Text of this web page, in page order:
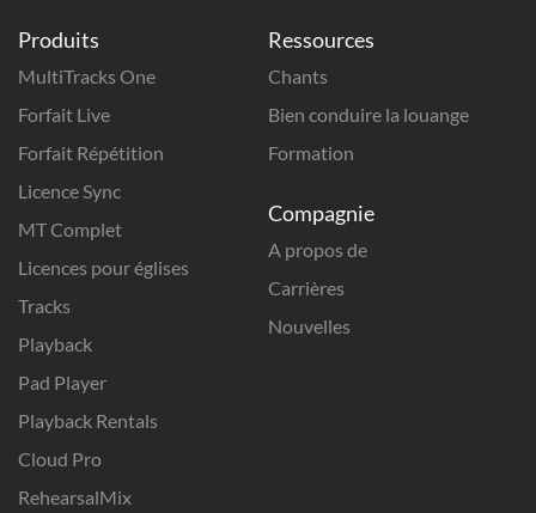
Produits
MultiTracks One
Forfait Live
Forfait Répétition
Licence Sync
MT Complet
Licences pour églises
Tracks
Playback
Pad Player
Playback Rentals
Cloud Pro
RehearsalMix
Ressources
Chants
Bien conduire la louange
Formation
Compagnie
A propos de
Carrières
Nouvelles